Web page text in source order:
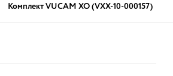
Комплект VUCAM XO (VXX-10-000157)